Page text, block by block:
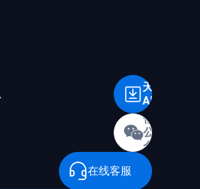
天誉
APP
微
信
公
众
号
在线客服